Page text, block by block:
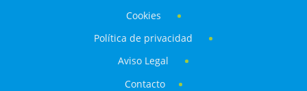
Cookies
Política de privacidad
Aviso Legal
Contacto